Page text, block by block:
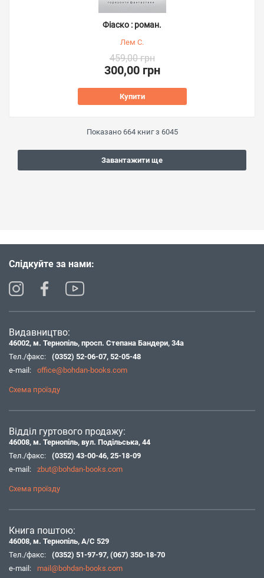
Фіаско : роман.
Лем С.
459,00 грн
300,00 грн
Купити
Показано 664книг з 6045
Завантажити ще
Слідкуйте за нами:
Видавництво:
46002, м. Тернопіль, просп. Степана Бандери, 34а
Тел./факс:
(0352) 52-06-07, 52-05-48
e-mail:
office@bohdan-books.com
Схема проїзду
Відділ гуртового продажу:
46008, м. Тернопіль, вул. Подільська, 44
Тел./факс:
(0352) 43-00-46, 25-18-09
e-mail:
zbut@bohdan-books.com
Схема проїзду
Книга поштою:
46008, м. Тернопіль, А/С 529
Тел./факс:
(0352) 51-97-97, (067) 350-18-70
e-mail:
mail@bohdan-books.com